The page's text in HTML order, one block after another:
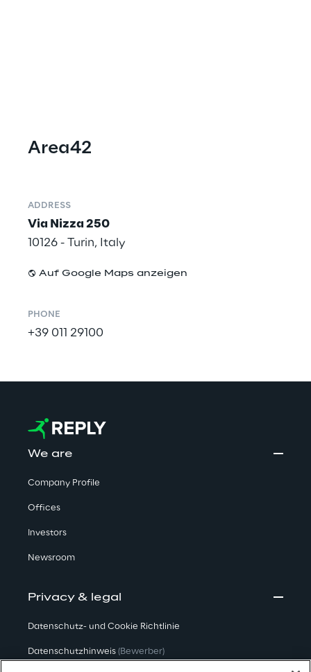
Area42
ADDRESS
Via Nizza 250
10126 - Turin, Italy
Auf Google Maps anzeigen
PHONE
+39 011 29100
We are
Company Profile
Offices
Investors
Newsroom
Privacy & legal
Datenschutz- und Cookie Richtlinie
Datenschutzhinweis (Bewerber)